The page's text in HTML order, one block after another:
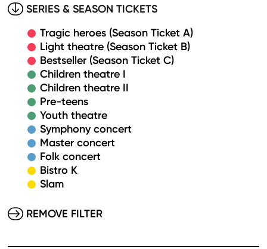
SERIES & SEASON TICKETS
Tragic heroes (Season Ticket A)
Light theatre (Season Ticket B)
Bestseller (Season Ticket C)
Children theatre I
Children theatre II
Pre-teens
Youth theatre
Symphony concert
Master concert
Folk concert
Bistro K
Slam
REMOVE FILTER